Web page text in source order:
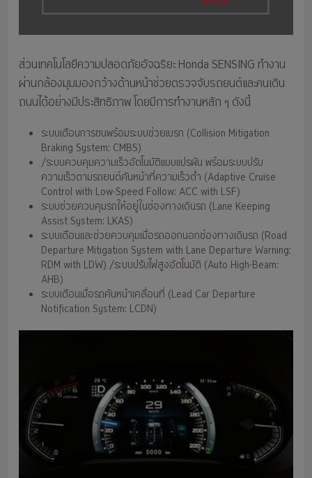
ส่วนเทคโนโลยีความปลอดภัยอัจฉริยะ Honda SENSING ทำงาน
ผ่านกล้องมุมมองกว้างด้านหน้าช่วยตรวจจับรถยนต์และคนเดิน
ถนนได้อย่างมีประสิทธิภาพ โดยมีการทำงานหลัก ๆ ดังนี้
ระบบเตือนการชนพร้อมระบบช่วยเบรก (Collision Mitigation
Braking System: CMBS)
/ระบบควบคุมความเร็วอัตโนมัติแบบแปรผัน พร้อมระบบปรับ
ความเร็วตามรถยนต์คันหน้าที่ความเร็วต่ำ (Adaptive Cruise
Control with Low-Speed Follow: ACC with LSF)
ระบบช่วยควบคุมรถให้อยู่ในช่องทางเดินรถ (Lane Keeping
Assist System: LKAS)
ระบบเตือนและช่วยควบคุมเมื่อรถออกนอกช่องทางเดินรถ (Road
Departure Mitigation System with Lane Departure Warning:
RDM with LDW) /ระบบปรับไฟสูงอัตโนมัติ (Auto High-Beam:
AHB)
ระบบเตือนเมื่อรถคันหน้าเคลื่อนที่ (Lead Car Departure
Notification System: LCDN)